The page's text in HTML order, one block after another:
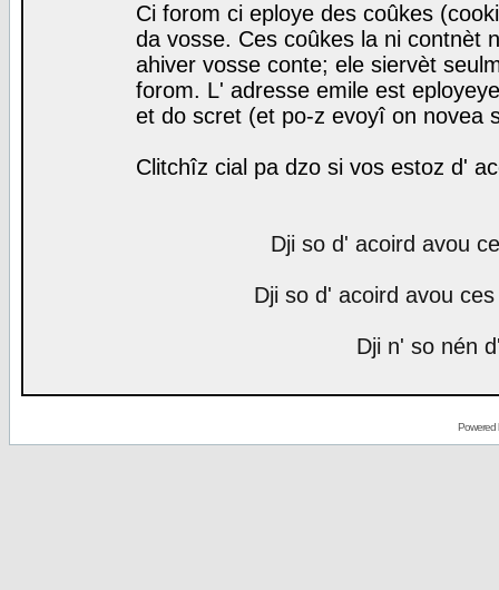
Ci forom ci eploye des coûkes
da vosse. Ces coûkes la ni contnèt
ahiver vosse conte; ele siervèt
forom. L' adresse emile est
et do scret (et po-z evoyî on novea
Clitchîz cial pa dzo si vos estoz d'
Dji so d' acoird avou
Dji so d' acoird avou
Dji n' so nén
Powered